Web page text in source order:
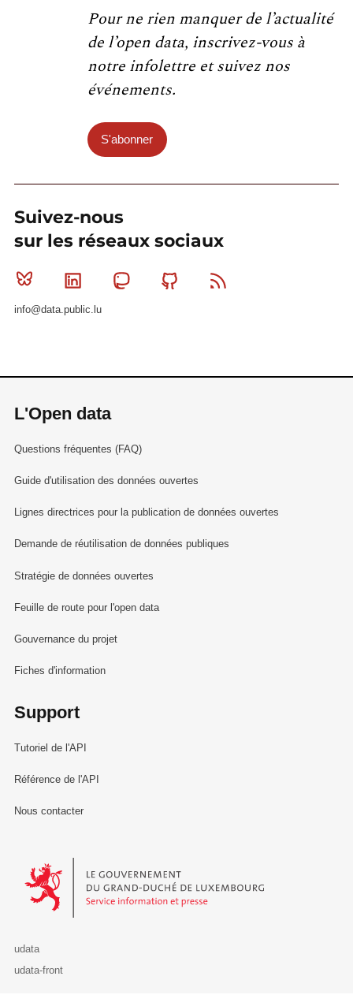
Pour ne rien manquer de l’actualité
de l’open data, inscrivez-vous à
notre infolettre et suivez nos
événements.
S'abonner
Suivez-nous
sur les réseaux sociaux
Bluesky Linkedin MastodonGithub
info@data.public.lu
L'Open data
Questions fréquentes (FAQ)
Guide d'utilisation des données ouvertes
Lignes directrices pour la publication de données ouvertes
Demande de réutilisation de données publiques
Stratégie de données ouvertes
Feuille de route pour l'open data
Gouvernance du projet
Fiches d'information
Support
Tutoriel de l'API
Référence de l'API
Nous contacter
Le Gouvernement du Grand-Duché de Luxembourg - Service
udata
udata-front